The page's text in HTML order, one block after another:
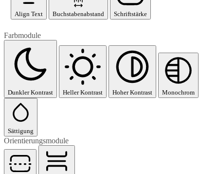
Align Text Buchstabenabstand Schriftstärke
Farbmodule
Dunkler Kontrast Heller Kontrast Hoher Kontrast Monochrom
Sättigung
Orientierungsmodule